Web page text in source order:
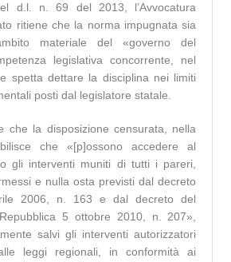
d.l. n. 69 del 2013, l’Avvocatura
ritiene che la norma impugnata sia
materiale del «governo del
legislativa concorrente, nel
spetta dettare la disciplina nei limiti
posti dal legislatore statale.
che la disposizione censurata, nella
che «[p]ossono accedere al
gli interventi muniti di tutti i pareri,
e nulla osta previsti dal decreto
2006, n. 163 e dal decreto del
5 ottobre 2010, n. 207»,
salvi gli interventi autorizzatori
leggi regionali, in conformità ai